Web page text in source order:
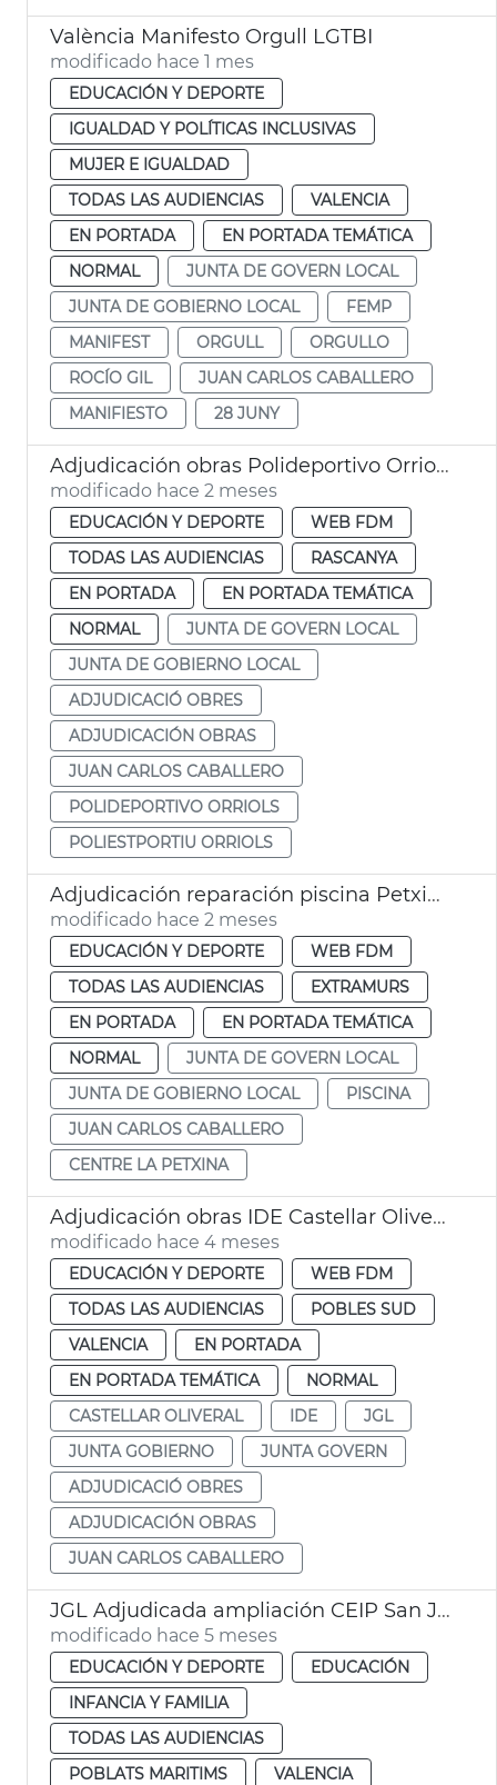
València Manifesto Orgull LGTBI
modificado hace 1 mes
EDUCACIÓN Y DEPORTE
IGUALDAD Y POLÍTICAS INCLUSIVAS
MUJER E IGUALDAD
TODAS LAS AUDIENCIAS
VALENCIA
EN PORTADA
EN PORTADA TEMÁTICA
NORMAL
JUNTA DE GOVERN LOCAL
JUNTA DE GOBIERNO LOCAL
FEMP
MANIFEST
ORGULL
ORGULLO
ROCÍO GIL
JUAN CARLOS CABALLERO
MANIFIESTO
28 JUNY
Adjudicación obras Polideportivo Orriols València
modificado hace 2 meses
EDUCACIÓN Y DEPORTE
WEB FDM
TODAS LAS AUDIENCIAS
RASCANYA
EN PORTADA
EN PORTADA TEMÁTICA
NORMAL
JUNTA DE GOVERN LOCAL
JUNTA DE GOBIERNO LOCAL
ADJUDICACIÓ OBRES
ADJUDICACIÓN OBRAS
JUAN CARLOS CABALLERO
POLIDEPORTIVO ORRIOLS
POLIESTPORTIU ORRIOLS
Adjudicación reparación piscina Petxina
modificado hace 2 meses
EDUCACIÓN Y DEPORTE
WEB FDM
TODAS LAS AUDIENCIAS
EXTRAMURS
EN PORTADA
EN PORTADA TEMÁTICA
NORMAL
JUNTA DE GOVERN LOCAL
JUNTA DE GOBIERNO LOCAL
PISCINA
JUAN CARLOS CABALLERO
CENTRE LA PETXINA
Adjudicación obras IDE Castellar Oliveral. València
modificado hace 4 meses
EDUCACIÓN Y DEPORTE
WEB FDM
TODAS LAS AUDIENCIAS
POBLES SUD
VALENCIA
EN PORTADA
EN PORTADA TEMÁTICA
NORMAL
CASTELLAR OLIVERAL
IDE
JGL
JUNTA GOBIERNO
JUNTA GOVERN
ADJUDICACIÓ OBRES
ADJUDICACIÓN OBRAS
JUAN CARLOS CABALLERO
JGL Adjudicada ampliación CEIP San José Calasanz
modificado hace 5 meses
EDUCACIÓN Y DEPORTE
EDUCACIÓN
INFANCIA Y FAMILIA
TODAS LAS AUDIENCIAS
POBLATS MARITIMS
VALENCIA